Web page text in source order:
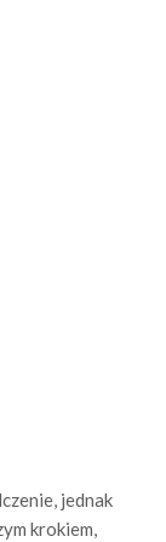
jednak
krokiem,